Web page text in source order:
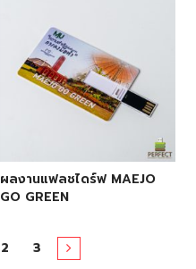
ผลงานแฟลชไดร์ฟ MAEJO
GO GREEN
2 3